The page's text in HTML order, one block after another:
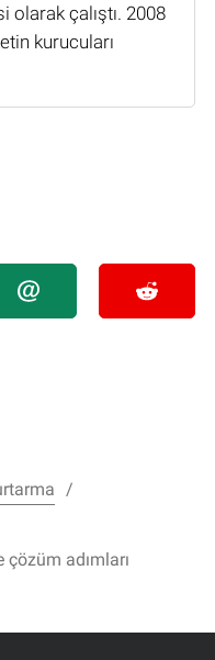
olarak çalıştı. 2008
kurucuları
çözüm adımları